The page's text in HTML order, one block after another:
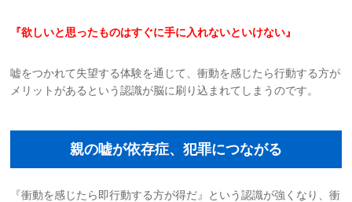
『欲しいと思ったものはすぐに手に入れないといけない』
嘘をつかれて失望する体験を通じて、衝動を感じたら行動する方が
メリットがあるという認識が脳に刷り込まれてしまうのです。
親の嘘が依存症、犯罪につながる
『衝動を感じたら即行動する方が得だ』という認識が強くなり、衝